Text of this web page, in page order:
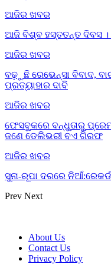
ଆଜିର ଖବର
ଆଜି ବିଶ୍ବ ହସ୍ତତନ୍ତ ଦିବସ ।
ଆଜିର ଖବର
ବଢ଼ୁଛି ରେଭେନ୍ସା ବିବାଦ,
ପ୍ରତ୍ୟାହାର ଦାବି
ଆଜିର ଖବର
ଫେସବୁକରେ ବନ୍ଧୁତାରୁ
ଜଣେ ଡେଲିଭରୀ ବଏ ଗିରଫ
ଆଜିର ଖବର
ସୁନା-ରୂପା ଦରରେ
Prev Next
About Us
Contact Us
Privacy Policy